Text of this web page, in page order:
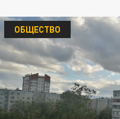
ОБЩЕСТВО